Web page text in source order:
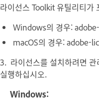
라이선스 Toolkit 유틸리티가
Windows의 경우:
macOS의 경우: adobe-
3. 라이선스를 설치하려면
실행하십시오.
Windows: